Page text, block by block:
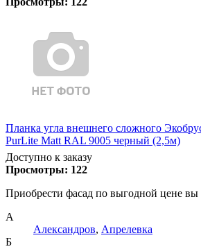
Планка угла внешнего сложного
PurLite Matt RAL 9005 черный (2,5м)
Доступно к заказу
Просмотры: 122
Приобрести фасад по выгодной цене вы
А
Александров, Апрелевка
Б